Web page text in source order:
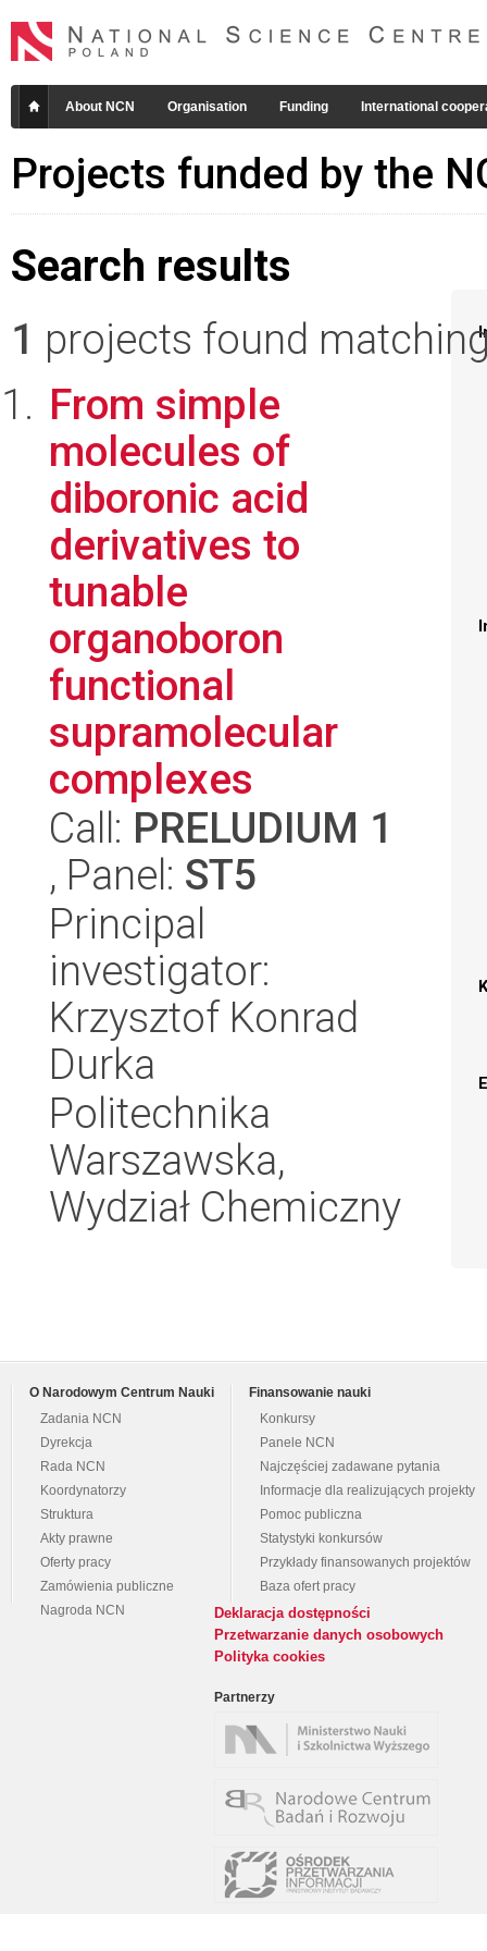
About NCN Organisation Funding International
Projects funded by the
Search results
1 projects found
From simple
molecules of
diboronic acid
derivatives to
tunable
organoboron
functional
supramolecular
complexes
Call: PRELUDIUM 1
, Panel: ST5
Principal
investigator:
Krzysztof Konrad
Durka
Politechnika
Warszawska,
Wydział Chemiczny
O Narodowym Centrum Nauki
Zadania NCN
Dyrekcja
Rada NCN
Koordynatorzy
Struktura
Akty prawne
Oferty pracy
Zamówienia publiczne
Nagroda NCN
Finansowanie nauki
Konkursy
Panele NCN
Najczęściej zadawane pytania
Informacje dla realizujących projekty
Pomoc publiczna
Statystyki konkursów
Przykłady finansowanych projektów
Baza ofert pracy
Deklaracja dostępności
Przetwarzanie danych osobowych
Polityka cookies
Partnerzy